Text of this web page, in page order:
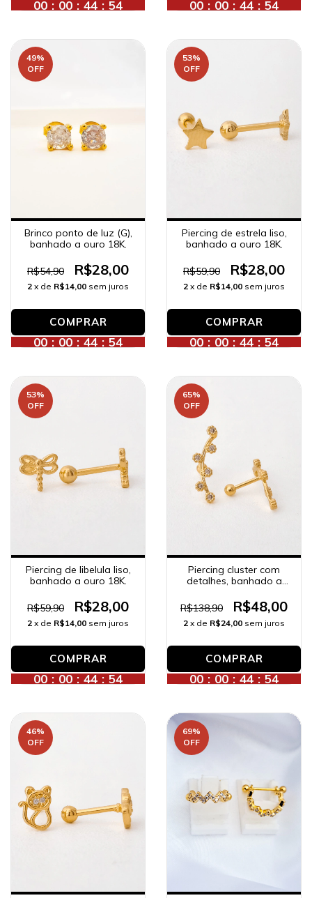
00 : 00 : 44 : 52 00 : 00 : 44 : 52
49%
OFF
Brinco ponto de luz (G),
banhado a ouro 18K.
R$54,90 R$28,00
2 x de R$14,00 sem juros
00 : 00 : 44 : 52
53%
OFF
Piercing de estrela liso,
banhado a ouro 18K.
R$59,90 R$28,00
2 x de R$14,00 sem juros
00 : 00 : 44 : 52
53%
OFF
Piercing de libelula liso,
banhado a ouro 18K.
R$59,90 R$28,00
2 x de R$14,00 sem juros
00 : 00 : 44 : 52
65%
OFF
Piercing cluster com
detalhes, banhado a
R$138,90
R$48,00
2 x de R$24,00 sem juros
00 : 00 : 44 : 52
46%
OFF
69%
OFF